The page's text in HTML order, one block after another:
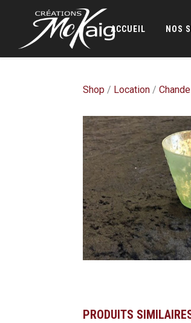
ACCUEIL NOS
Shop / Location /
PRODUITS